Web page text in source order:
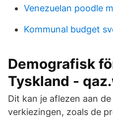
Venezuelan poodle
Kommunal budget
Demografisk
Tyskland -
Dit kan je aflezen aan
verkiezingen, zoals de